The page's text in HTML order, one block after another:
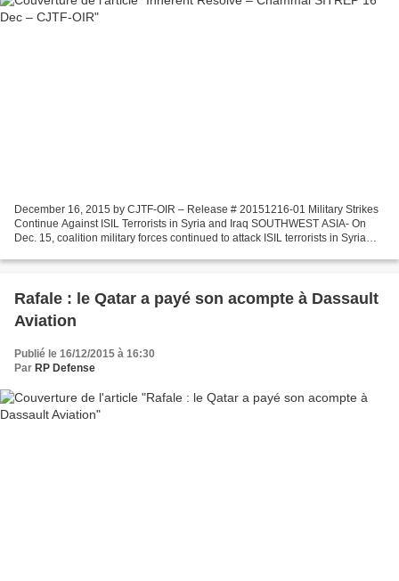
December 16, 2015 by CJTF-OIR – Release # 20151216-01 Military Strikes
Continue Against ISIL Terrorists in Syria and Iraq SOUTHWEST ASIA- On
Dec. 15, coalition military forces continued to attack ISIL terrorists in Syria
Rafale : le Qatar a payé son acompte à Dassault
Aviation
Publié le 16/12/2015 à 16:30
Par RP Defense